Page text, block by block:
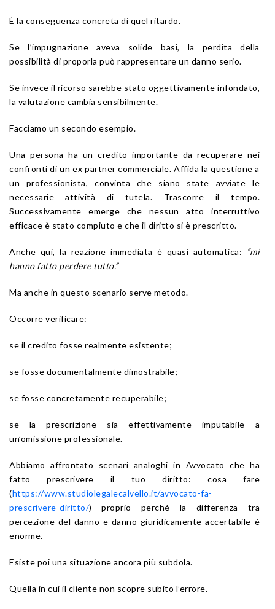
È la conseguenza concreta di quel ritardo.
Se l’impugnazione aveva solide basi, la perdita della
possibilità di proporla può rappresentare un danno serio.
Se invece il ricorso sarebbe stato oggettivamente infondato,
la valutazione cambia sensibilmente.
Facciamo un secondo esempio.
Una persona ha un credito importante da recuperare nei
confronti di un ex partner commerciale. Affida la questione a
un professionista, convinta che siano state avviate le
necessarie attività di tutela. Trascorre il tempo.
Successivamente emerge che nessun atto interruttivo
efficace è stato compiuto e che il diritto si è prescritto.
Anche qui, la reazione immediata è quasi automatica:
“mi
hanno fatto perdere tutto.”
Ma anche in questo scenario serve metodo.
Occorre verificare:
se il credito fosse realmente esistente;
se fosse documentalmente dimostrabile;
se fosse concretamente recuperabile;
se la prescrizione sia effettivamente imputabile a
un’omissione professionale.
Abbiamo affrontato scenari analoghi in Avvocato che ha
fatto prescrivere il tuo diritto: cosa fare
(https://www.studiolegalecalvello.it/avvocato-fa-
prescrivere-diritto/) proprio perché la differenza tra
percezione del danno e danno giuridicamente accertabile è
enorme.
Esiste poi una situazione ancora più subdola.
Quella in cui il cliente non scopre subito l’errore.